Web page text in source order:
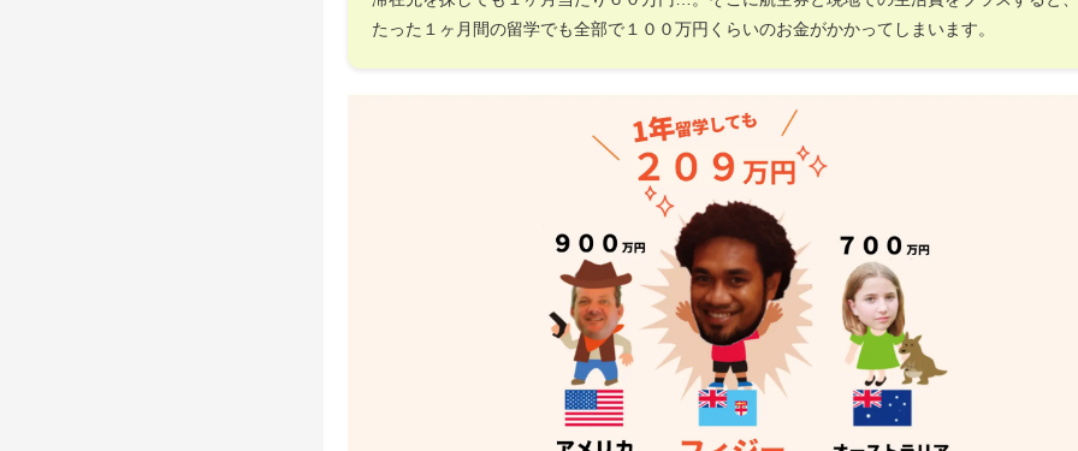
たった１ヶ月間の留学でも全部で１００万円くらいのお金がかかってしまいます。